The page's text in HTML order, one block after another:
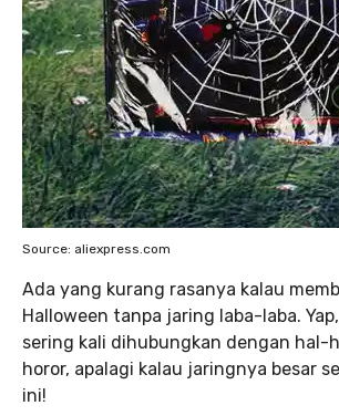
Source: aliexpress.com
Ada yang kurang rasanya kalau
Halloween tanpa jaring laba-laba.
sering kali dihubungkan dengan hal-
horor, apalagi kalau jaringnya besar
ini!